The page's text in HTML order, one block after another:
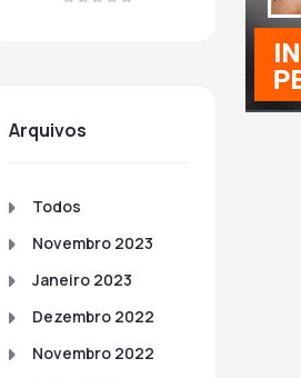
arquivos
Todos
Novembro 2023
Janeiro 2023
Dezembro 2022
Novembro 2022